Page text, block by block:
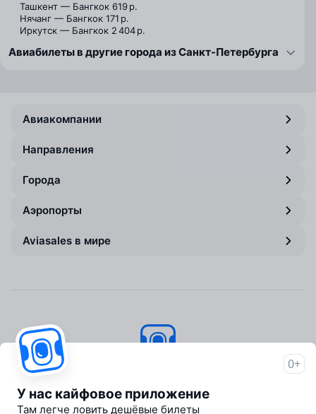
Ташкент — Бангкок 619 р.
Нячанг — Бангкок 171 р.
Иркутск — Бангкок 2 404 р.
Авиабилеты в другие города из Санкт-Петербурга
Авиакомпании
Направления
Города
Аэропорты
Aviasales в мире
Об Авиасейлс
0+
У нас кайфовое приложение
Там легче ловить дешёвые билеты